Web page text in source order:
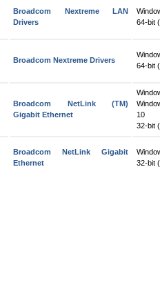
Broadcom Nextreme LAN
Drivers
64-bit
Broadcom Nextreme Drivers
64-bit
Broadcom NetLink (TM)
Gigabit Ethernet
10
32-bit
Broadcom NetLink Gigabit
Ethernet
32-bit